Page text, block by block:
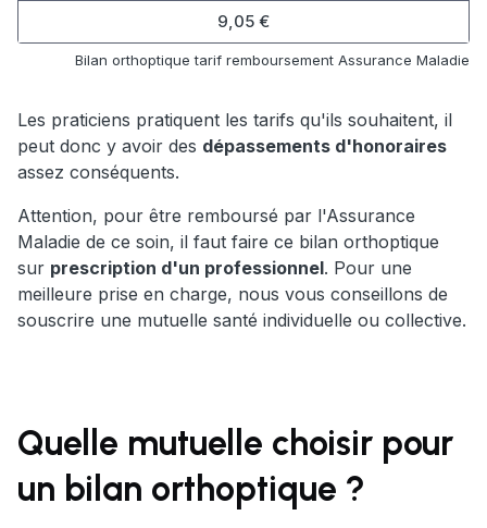
9,05 €
Bilan orthoptique tarif remboursement Assurance Maladie
Les praticiens pratiquent les tarifs qu'ils souhaitent, il
peut donc y avoir des dépassements d'honoraires
assez conséquents.
Attention, pour être remboursé par l'Assurance
Maladie de ce soin, il faut faire ce bilan orthoptique
sur prescription d'un professionnel. Pour une
meilleure prise en charge, nous vous conseillons de
souscrire une mutuelle santé individuelle ou collective.
Quelle mutuelle choisir pour
un bilan orthoptique ?